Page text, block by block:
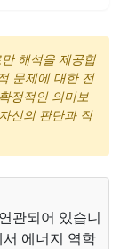
해석을 제공합
문제에 대한 전
정적인 의미보
신의 판단과 직
관되어 있습니
에너지 역학